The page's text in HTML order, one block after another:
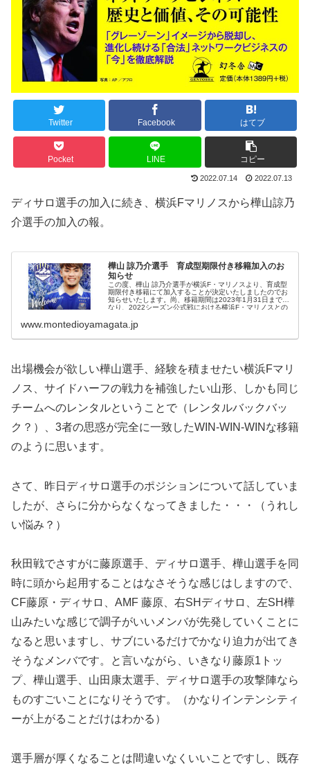
Twitter Facebook はてブ
Pocket LINE コピー
2022.07.14 2022.07.13
ディサロ選手の加入に続き、横浜Fマリノスから樺山諒乃
介選手の加入の報。
樺山 諒乃介選手 育成型期限付き移籍加入のお
知らせ
この度、樺山 諒乃介選手が横浜F・マリノスより、育成型
期限付き移籍にて加入することが決定いたしましたのでお
知らせいたします。尚、移籍期間は2023年1月31日までと
なり、2022シーズン公式戦における横浜F・マリノスとの
www.montedioyamagata.jp
出場機会が欲しい樺山選手、経験を積ませたい横浜Fマリ
ノス、サイドハーフの戦力を補強したい山形、しかも同じ
チームへのレンタルということで（レンタルバックバッ
ク？）、3者の思惑が完全に一致したWIN-WIN-WINな移籍
のように思います。
さて、昨日ディサロ選手のポジションについて話していま
したが、さらに分からなくなってきました・・・（うれし
い悩み？）
秋田戦でさすがに藤原選手、ディサロ選手、樺山選手を同
時に頭から起用することはなさそうな感じはしますので、
CF藤原・ディサロ、AMF 藤原、右SHディサロ、左SH樺
山みたいな感じで調子がいいメンバが先発していくことに
なると思いますし、サブにいるだけでかなり迫力が出てき
そうなメンバです。と言いながら、いきなり藤原1トッ
プ、樺山選手、山田康太選手、ディサロ選手の攻撃陣なら
ものすごいことになりそうです。（かなりインテンシティ
ーが上がることだけはわかる）
選手層が厚くなることは間違いなくいいことですし、既存